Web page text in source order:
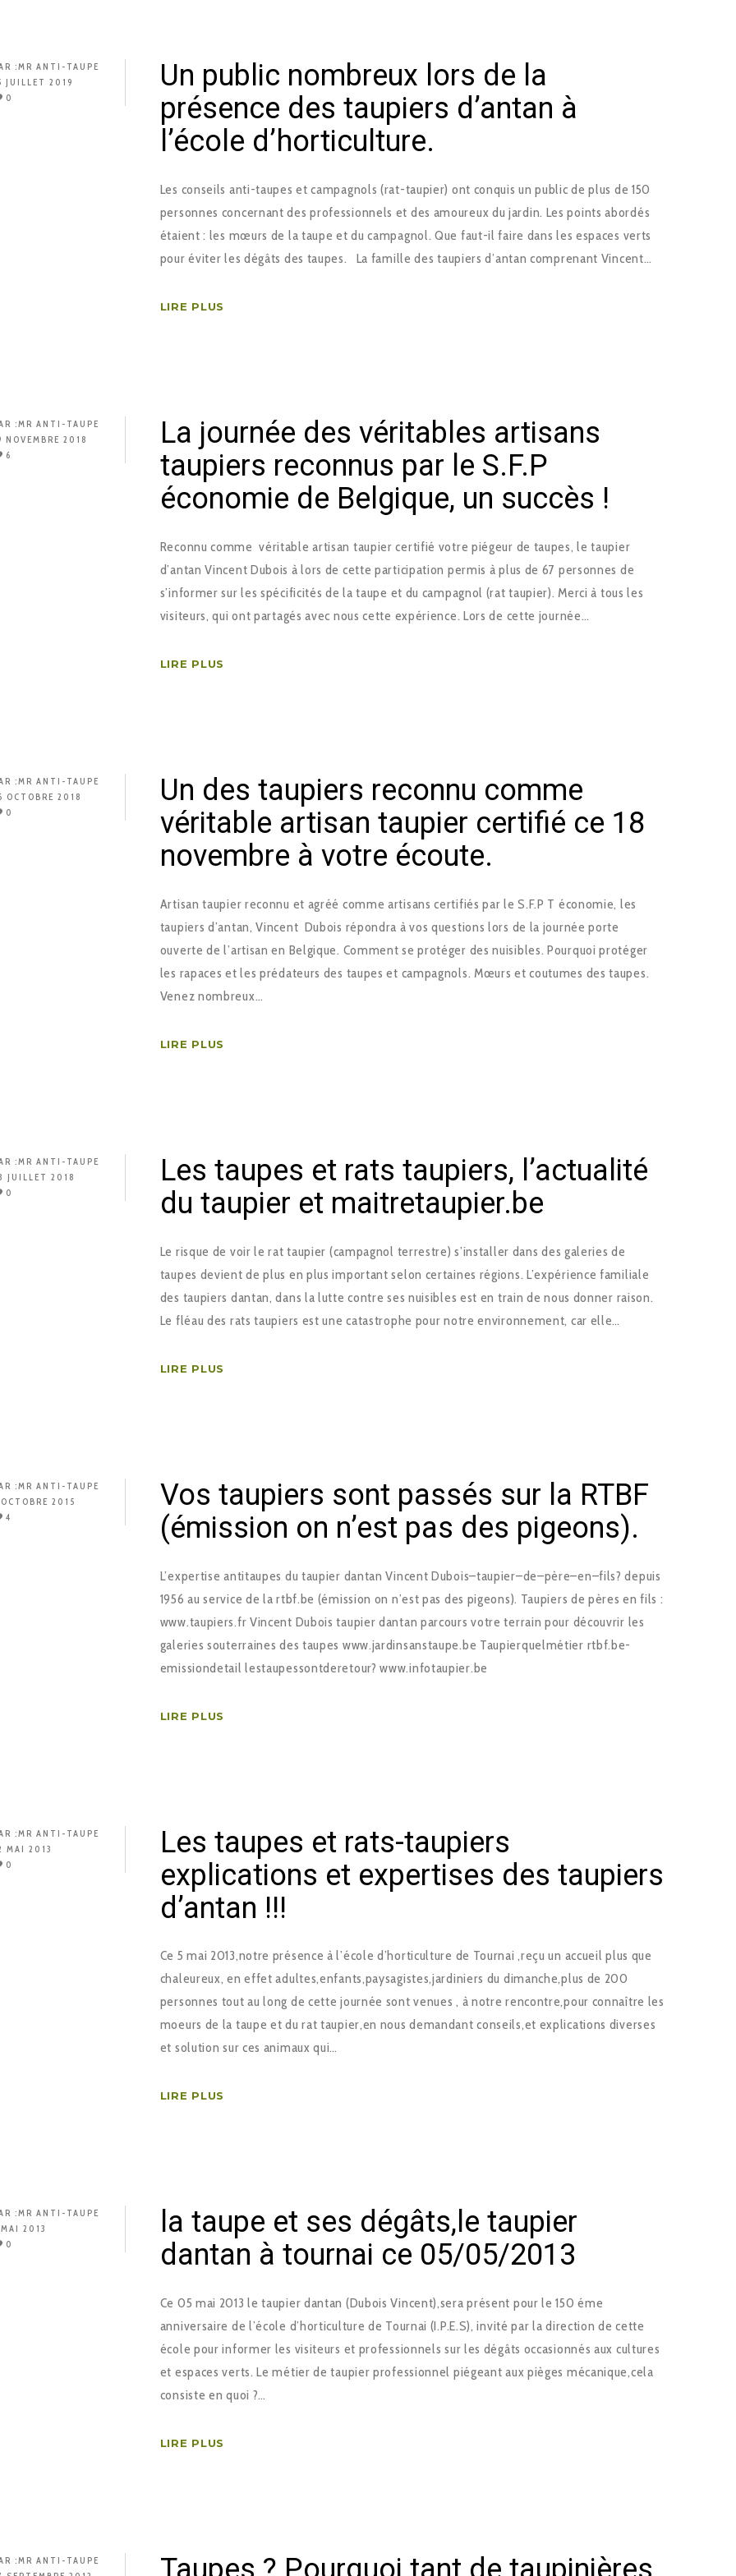
:MR ANTI-TAUPE
JUILLET 2019
0
Un public nombreux lors de la
présence des taupiers d’antan à
l’école d’horticulture.
Les conseils anti-taupes et campagnols (rat-taupier) ont conquis un public de plus de 150
personnes concernant des professionnels et des amoureux du jardin. Les points abordés
étaient : les mœurs de la taupe et du campagnol. Que faut-il faire dans les espaces verts
pour éviter les dégâts des taupes. La famille des taupiers d’antan comprenant Vincent…
LIRE PLUS
:MR ANTI-TAUPE
NOVEMBRE 2018
6
La journée des véritables artisans
taupiers reconnus par le S.F.P
économie de Belgique, un succès !
Reconnu comme véritable artisan taupier certifié votre piégeur de taupes, le taupier
d’antan Vincent Dubois à lors de cette participation permis à plus de 67 personnes de
s’informer sur les spécificités de la taupe et du campagnol (rat taupier). Merci à tous les
visiteurs, qui ont partagés avec nous cette expérience. Lors de cette journée…
LIRE PLUS
:MR ANTI-TAUPE
OCTOBRE 2018
0
Un des taupiers reconnu comme
véritable artisan taupier certifié ce 18
novembre à votre écoute.
Artisan taupier reconnu et agréé comme artisans certifiés par le S.F.P T économie, les
taupiers d’antan, Vincent Dubois répondra à vos questions lors de la journée porte
ouverte de l’artisan en Belgique. Comment se protéger des nuisibles. Pourquoi protéger
les rapaces et les prédateurs des taupes et campagnols. Mœurs et coutumes des taupes.
Venez nombreux…
LIRE PLUS
:MR ANTI-TAUPE
JUILLET 2018
0
Les taupes et rats taupiers, l’actualité
du taupier et maitretaupier.be
Le risque de voir le rat taupier (campagnol terrestre) s’installer dans des galeries de
taupes devient de plus en plus important selon certaines régions. L’expérience familiale
des taupiers dantan, dans la lutte contre ses nuisibles est en train de nous donner raison.
Le fléau des rats taupiers est une catastrophe pour notre environnement, car elle…
LIRE PLUS
:MR ANTI-TAUPE
2015
4
Vos taupiers sont passés sur la RTBF
(émission on n’est pas des pigeons).
L’expertise anti­taupes du taupier dantan Vincent Dubois–taupier–de–père–en–fils? depuis
1956 au service de la rtbf.be (émission on n’est pas des pigeons). Taupiers de pères en fils :
www.taupiers.fr Vincent Dubois taupier dantan parcours votre terrain pour découvrir les
galeries souterraines des taupes www.jardin­sans­taupe.be Taupier­quel­métier rtbf.be­
emission­detail ­les­taupes­sont­de­retour? www.info­taupier.be
LIRE PLUS
:MR ANTI-TAUPE
MAI 2013
0
Les taupes et rats-taupiers
explications et expertises des taupiers
d’antan !!!
Ce 5 mai 2013,notre présence à l’école d’horticulture de Tournai ,reçu un accueil plus que
chaleureux, en effet adultes,enfants,paysagistes,jardiniers du dimanche,plus de 200
personnes tout au long de cette journée sont venues , à notre rencontre,pour connaître les
moeurs de la taupe et du rat taupier,en nous demandant conseils,et explications diverses
et solution sur ces animaux qui…
LIRE PLUS
:MR ANTI-TAUPE
2013
0
la taupe et ses dégâts,le taupier
dantan à tournai ce 05/05/2013
Ce 05 mai 2013 le taupier dantan (Dubois Vincent),sera présent pour le 150 éme
anniversaire de l’école d’horticulture de Tournai (I.P.E.S), invité par la direction de cette
école pour informer les visiteurs et professionnels sur les dégâts occasionnés aux cultures
et espaces verts. Le métier de taupier professionnel piégeant aux pièges mécanique,cela
consiste en quoi ?…
LIRE PLUS
:MR ANTI-TAUPE